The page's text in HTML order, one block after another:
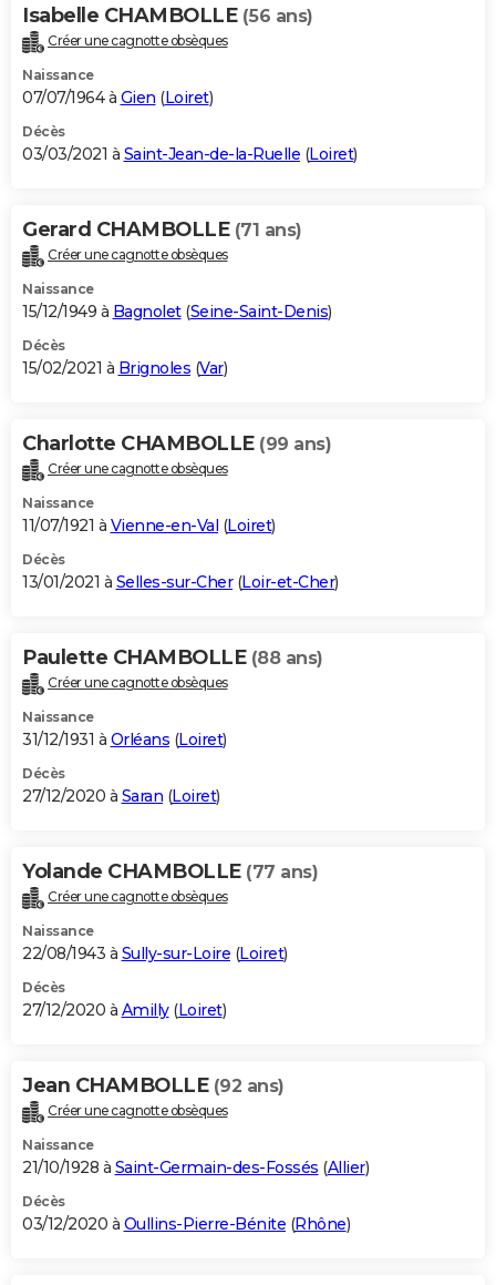
Isabelle CHAMBOLLE (56 ans)
Créer une cagnotte obsèques
Naissance
07/07/1964 à Gien (Loiret)
Décès
03/03/2021 à Saint-Jean-de-la-Ruelle (Loiret)
Gerard CHAMBOLLE (71 ans)
Créer une cagnotte obsèques
Naissance
15/12/1949 à Bagnolet(Seine-Saint-Denis)
Décès
15/02/2021 à Brignoles (Var)
Charlotte CHAMBOLLE (99 ans)
Créer une cagnotte obsèques
Naissance
11/07/1921 à Vienne-en-Val (Loiret)
Décès
13/01/2021 à Selles-sur-Cher(Loir-et-Cher)
Paulette CHAMBOLLE (88 ans)
Créer une cagnotte obsèques
Naissance
31/12/1931 à Orléans (Loiret)
Décès
27/12/2020 à Saran (Loiret)
Yolande CHAMBOLLE (77 ans)
Créer une cagnotte obsèques
Naissance
22/08/1943 à Sully-sur-Loire (Loiret)
Décès
27/12/2020 à Amilly(Loiret)
Jean CHAMBOLLE (92 ans)
Créer une cagnotte obsèques
Naissance
21/10/1928 à Saint-Germain-des-Fossés (Allier)
Décès
03/12/2020 à Oullins-Pierre-Bénite (Rhône)